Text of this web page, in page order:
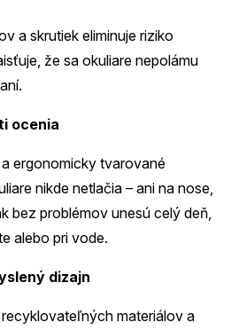
a skrutiek eliminuje riziko
že sa okuliare nepolámu
ocenia
ergonomicky tvarované
nikde netlačia – ani na nose,
bez problémov unesú celý deň,
alebo pri vode.
dizajn
materiálov a